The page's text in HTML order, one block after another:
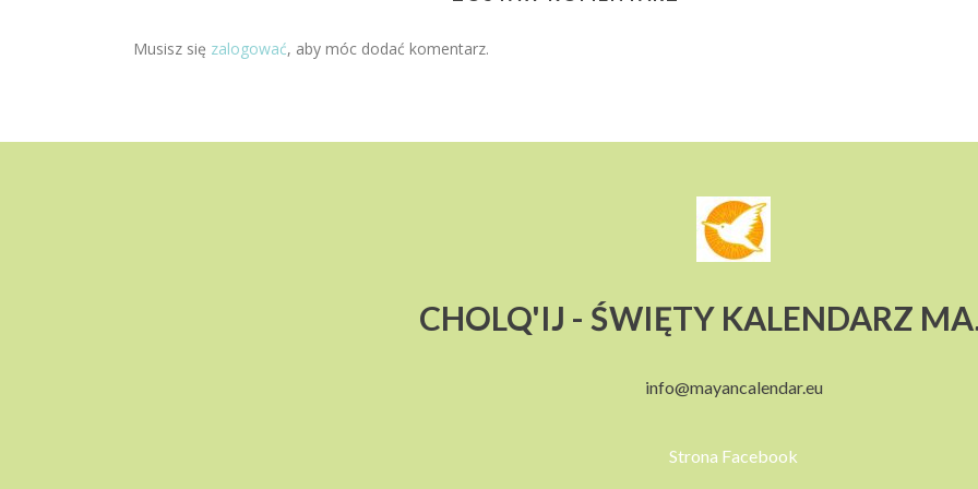
Musisz się zalogować, aby móc dodać komentarz.
CHOLQ'IJ - ŚWIĘTY KALENDARZ
info@mayancalendar.eu
Strona Facebook